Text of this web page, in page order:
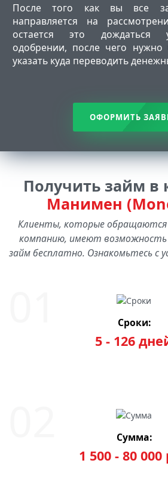
После того как вы все
направляется на
остается это дождаться
одобрении, после чего нужно
указать куда переводить
ОФОРМИТЬ
Получить займ в
Манимен
Клиенты, которые обращаются
компанию, имеют возможность
займ бесплатно. Ознакомьтесь с
Сроки:
5 - 126
Сумма:
1 500 - 80 000